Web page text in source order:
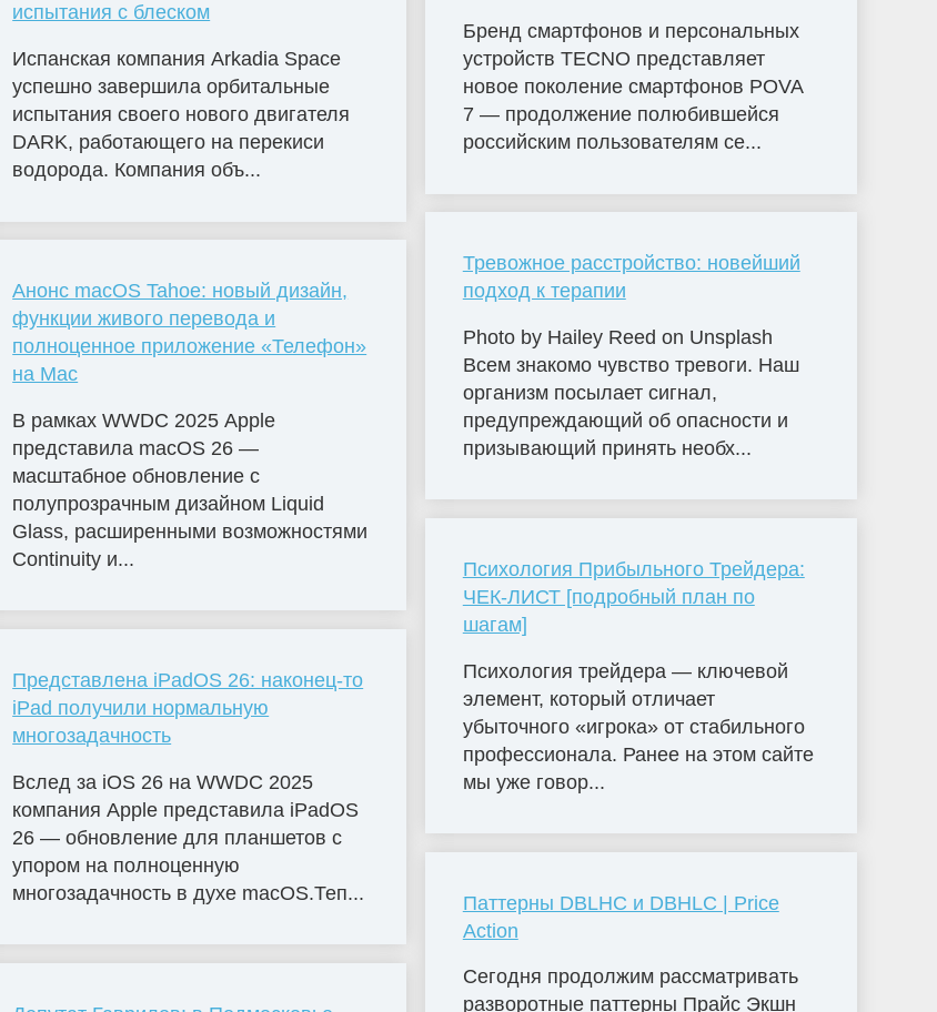
испытания с блеском
Испанская компания Arkadia Space
успешно завершила орбитальные
испытания своего нового двигателя
DARK, работающего на перекиси
водорода. Компания объ...
Анонс macOS Tahoe: новый дизайн,
функции живого перевода и
полноценное приложение «Телефон»
на Mac
В рамках WWDC 2025 Apple
представила macOS 26 —
масштабное обновление с
полупрозрачным дизайном Liquid
Glass, расширенными возможностями
Continuity и...
Представлена iPadOS 26: наконец-то
iPad получили нормальную
многозадачность
Вслед за iOS 26 на WWDC 2025
компания Apple представила iPadOS
26 — обновление для планшетов с
упором на полноценную
многозадачность в духе macOS.Теп...
Бренд смартфонов и персональных
устройств TECNO представляет
новое поколение смартфонов POVA
7 — продолжение полюбившейся
российским пользователям се...
Тревожное расстройство: новейший
подход к терапии
Photo by Hailey Reed on Unsplash
Всем знакомо чувство тревоги. Наш
организм посылает сигнал,
предупреждающий об опасности и
призывающий принять необх...
Психология Прибыльного Трейдера:
ЧЕК-ЛИСТ [подробный план по
шагам]
Психология трейдера — ключевой
элемент, который отличает
убыточного «игрока» от стабильного
профессионала. Ранее на этом сайте
мы уже говор...
Паттерны DBLHC и DBHLC | Price
Action
Сегодня продолжим рассматривать
разворотные паттерны Прайс Экшн